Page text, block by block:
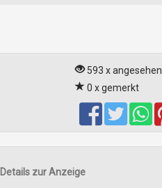
593 x angesehen
0 x gemerkt
Details zur Anzeige